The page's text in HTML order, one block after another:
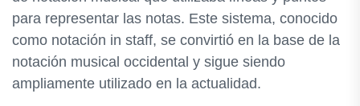
para representar las notas. Este sistema, conocido
como notación in staff, se convirtió en la base de la
notación musical occidental y sigue siendo
ampliamente utilizado en la actualidad.